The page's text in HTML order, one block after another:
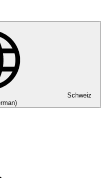
Schweiz